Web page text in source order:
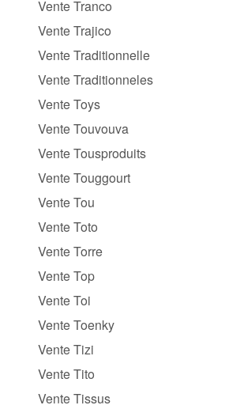
Vente Tranco
Vente Trajico
Vente Traditionnelle
Vente Traditionneles
Vente Toys
Vente Touvouva
Vente Tousproduits
Vente Touggourt
Vente Tou
Vente Toto
Vente Torre
Vente Top
Vente Toi
Vente Toenky
Vente Tizi
Vente Tito
Vente Tissus